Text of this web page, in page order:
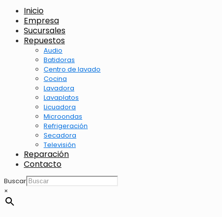
Inicio
Empresa
Sucursales
Repuestos
Audio
Batidoras
Centro de lavado
Cocina
Lavadora
Lavaplatos
Licuadora
Microondas
Refrigeración
Secadora
Televisión
Reparación
Contacto
Buscar
×